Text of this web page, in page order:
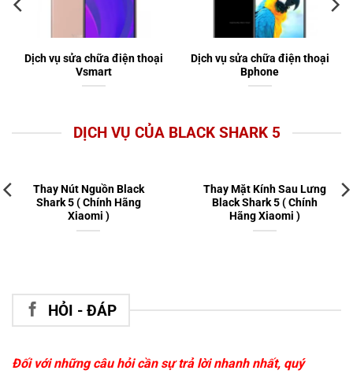
Dịch vụ sửa chữa điện thoại
Vsmart
Dịch vụ sửa chữa điện thoại
Bphone
DỊCH VỤ CỦA BLACK SHARK 5
Thay Nút Nguồn Black
Shark 5 ( Chính Hãng
Xiaomi )
Thay Mặt Kính Sau Lưng
Black Shark 5 ( Chính
Hãng Xiaomi )
HỎI - ĐÁP
Đối với những câu hỏi cần sự trả lời nhanh nhất, quý